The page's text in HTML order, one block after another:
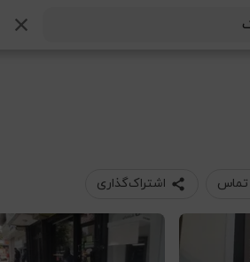
تماس اشتراک‌گذاری